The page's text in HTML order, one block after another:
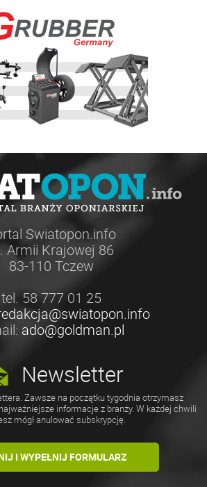
Swiatopon.info
Armii Krajowej 86
83-110 Tczew
tel. 58 777 01 25
ado@goldman.pl
Newsletter
Zawsze na początku tygodnia otrzymasz
informacje z branży. W każdej chwili
mógł anulować subskrypcję.
I WYPEŁNIJ FORMULARZ